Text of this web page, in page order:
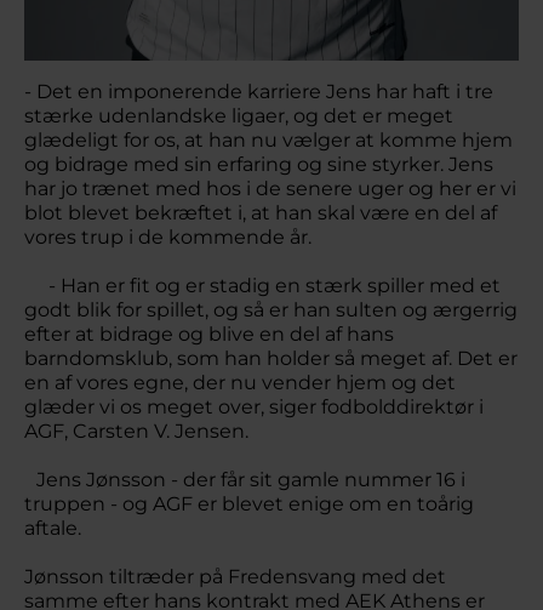
- Det en imponerende karriere Jens har haft i tre
stærke udenlandske ligaer, og det er meget
glædeligt for os, at han nu vælger at komme hjem
og bidrage med sin erfaring og sine styrker. Jens
har jo trænet med hos i de senere uger og her er vi
blot blevet bekræftet i, at han skal være en del af
vores trup i de kommende år.
- Han er fit og er stadig en stærk spiller med et
godt blik for spillet, og så er han sulten og ærgerrig
efter at bidrage og blive en del af hans
barndomsklub, som han holder så meget af. Det er
en af vores egne, der nu vender hjem og det
glæder vi os meget over, siger fodbolddirektør i
AGF, Carsten V. Jensen.
Jens Jønsson - der får sit gamle nummer 16 i
truppen - og AGF er blevet enige om en toårig
aftale.
Jønsson tiltræder på Fredensvang med det
samme efter hans kontrakt med AEK Athens er